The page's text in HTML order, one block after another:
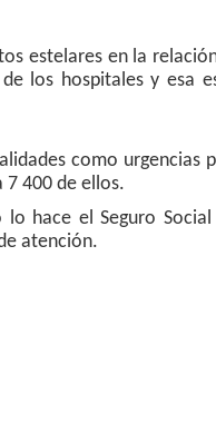
estelares en la
los hospitales y esa
como urgencias
7 400 de ellos.
hace el Seguro
atención.